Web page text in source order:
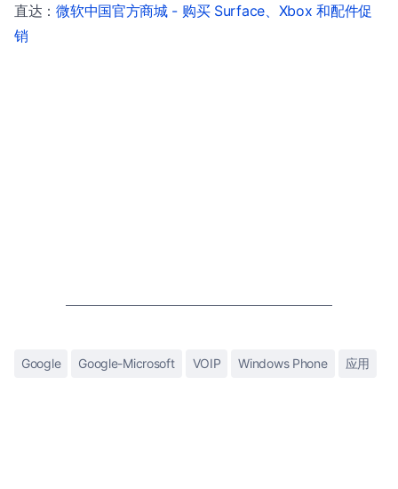
直达：微软中国官方商城 - 购买 Surface、Xbox 和配件促
销
Google Google-Microsoft VOIP Windows Phone 应用